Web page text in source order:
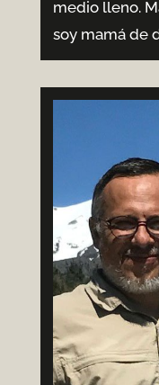
medio lleno.
soy mamá de